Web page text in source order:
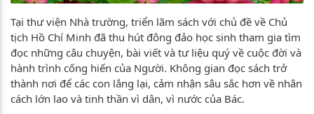
Tại thư viện Nhà trường, triển lãm sách với chủ đề về Chủ
tịch Hồ Chí Minh đã thu hút đông đảo học sinh tham gia tìm
đọc những câu chuyện, bài viết và tư liệu quý về cuộc đời và
hành trình cống hiến của Người. Không gian đọc sách trở
thành nơi để các con lắng lại, cảm nhận sâu sắc hơn về nhân
cách lớn lao và tinh thần vì dân, vì nước của Bác.